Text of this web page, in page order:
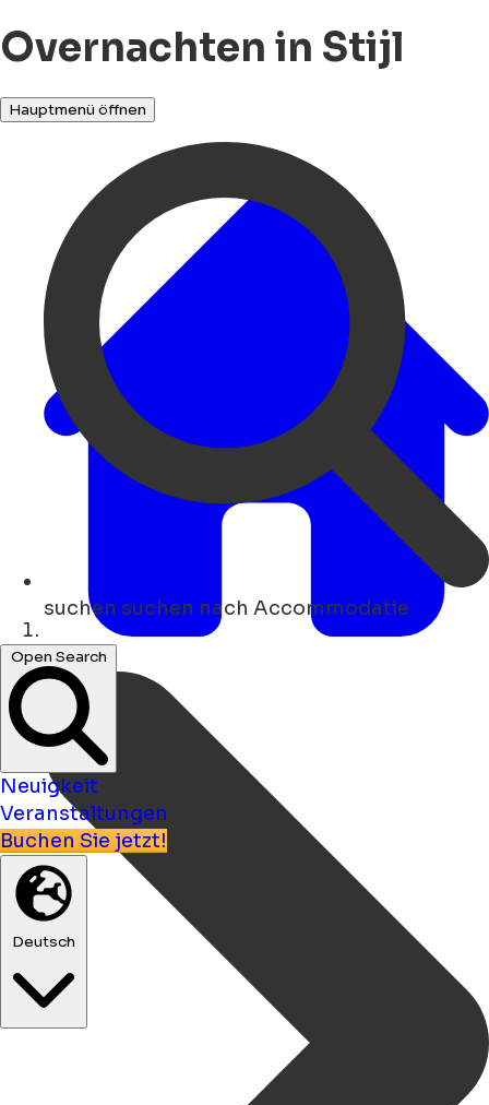
Overnachten in Stijl
Hauptmenü öffnen
suchen suchen nach Accommodatie
Open Search
Neuigkeit
Veranstaltungen
Buchen Sie jetzt!
Deutsch
Heim